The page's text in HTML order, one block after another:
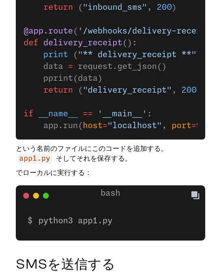
    return
( "inbound_sms" , 200)
@app.route ( '/webhooks/delivery-receipt'
def delivery_receipt ():
    print
( "** delivery_receipt **"
    data
= request.get_json()
    pprint(data)
    return
( "delivery_receipt" , 200
if __name__ == '__main__' :
    app.run(
host="localhost" , port=9000
という名前のファイルにこのコードを追加する。
app1.py
そしてそれを保存する。
でローカルに実行する：
python3 app1.py
SMSを送信する